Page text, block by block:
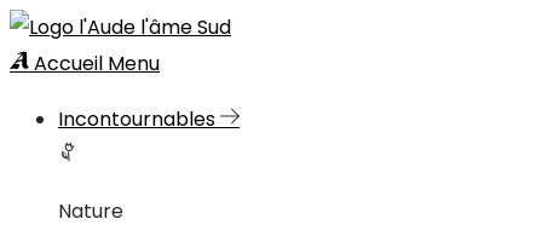
Accueil Menu
Incontournables
Nature